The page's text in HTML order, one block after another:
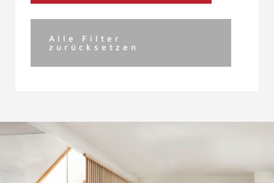
Alle Filter
zurücksetzen